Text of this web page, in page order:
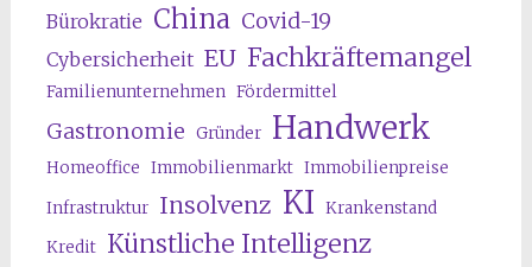
Bürokratie China Covid-19
Cybersicherheit EU Fachkräftemangel
Familienunternehmen Fördermittel
Gastronomie Gründer Handwerk
Homeoffice Immobilienmarkt Immobilienpreise
Infrastruktur Insolvenz KI Krankenstand
Kredit Künstliche Intelligenz